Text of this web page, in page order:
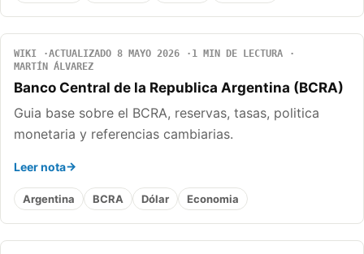
WIKI ACTUALIZADO 8 MAYO 2026
1 MIN DE LECTURA
MARTÍN ÁLVAREZ
Banco Central de la Republica Argentina (BCRA)
Guia base sobre el BCRA, reservas, tasas, politica
monetaria y referencias cambiarias.
Leer nota
Argentina BCRA Dólar Economia